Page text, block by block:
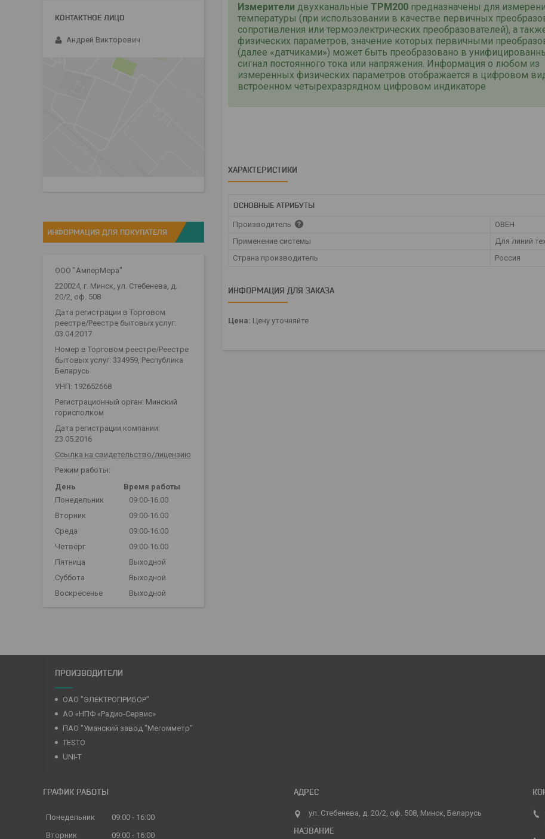
Измерители двухканальные ТРМ200 предназначены для
температуры (при использовании в качестве первичных
сопротивления или термоэлектрических преобразователей), а
физических параметров, значение которых первичными
(далее «датчиками») может быть преобразовано в
сигнал постоянного тока или напряжения. Информация о любом из
измеренных физических параметров отображается в цифровом
встроенном четырехразрядном цифровом индикаторе
ХАРАКТЕРИСТИКИ
ОСНОВНЫЕ АТРИБУТЫ
Производитель
ОВЕН
Применение системы
Для линий
Страна производитель
Россия
ИНФОРМАЦИЯ ДЛЯ ЗАКАЗА
Цена: Цену уточняйте
Андрей Викторович
ИНФОРМАЦИЯ ДЛЯ ПОКУПАТЕЛЯ
ООО "АмперМера"
220024, г. Минск, ул. Стебенева, д.
20/2, оф. 508
Дата регистрации в Торговом
реестре/Реестре бытовых услуг:
03.04.2017
Номер в Торговом реестре/Реестре
бытовых услуг: 334959, Республика
Беларусь
УНП: 192652668
Регистрационный орган: Минский
горисполком
Дата регистрации компании:
23.05.2016
Ссылка на свидетельство/лицензию
Режим работы:
День
Время работы
Понедельник
09:00-16:00
Вторник
09:00-16:00
Среда
09:00-16:00
Четверг
09:00-16:00
Пятница
Выходной
Суббота
Выходной
Воскресенье
Выходной
ПРОИЗВОДИТЕЛИ
ОАО "ЭЛЕКТРОПРИБОР"
АО «НПФ «Радио-Сервис»
ПАО "Уманский завод "Мегомметр"
TESTO
UNI-T
ГРАФИК РАБОТЫ
Понедельник 09:00
16:00
Вторник
09:00 16:00
ул. Стебенева, д. 20/2, оф. 508, Минск, Беларусь